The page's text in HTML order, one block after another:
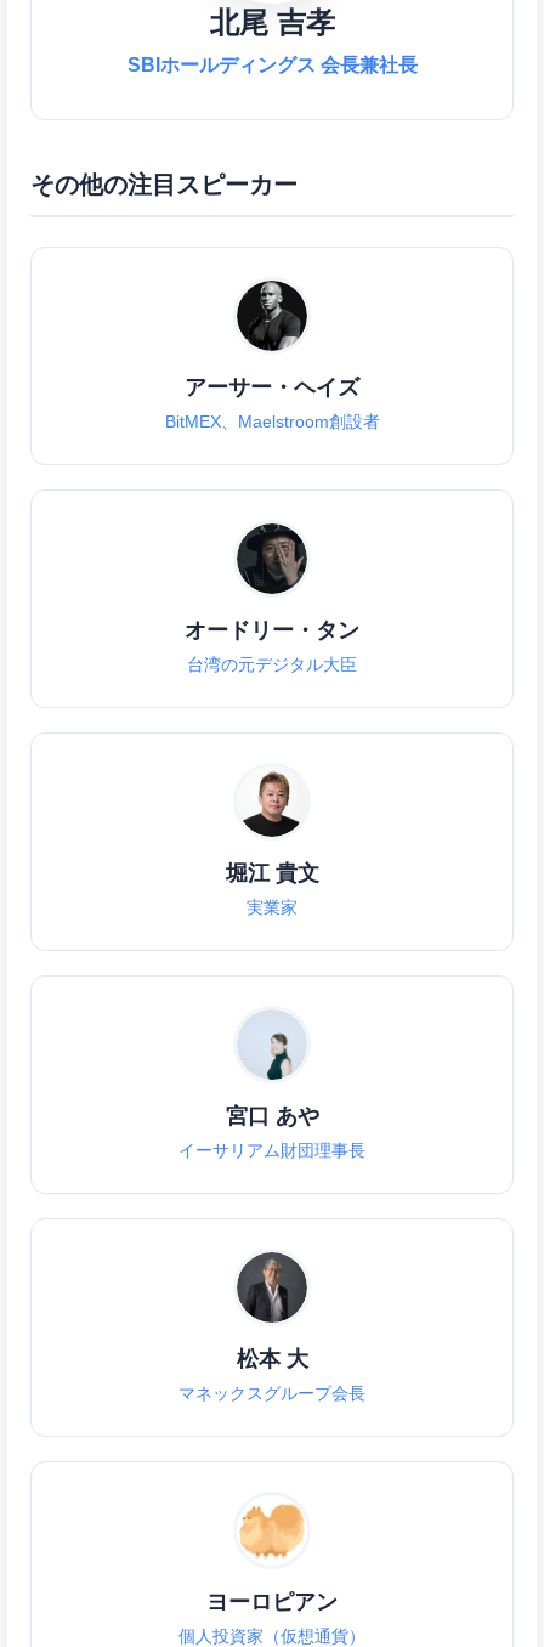
北尾 吉孝
SBIホールディングス 会長兼社長
その他の注目スピーカー
アーサー・ヘイズ
BitMEX、Maelstroom創設者
オードリー・タン
台湾の元デジタル大臣
堀江 貴文
実業家
宮口 あや
イーサリアム財団理事長
松本 大
マネックスグループ会長
ヨーロピアン
個人投資家（仮想通貨）